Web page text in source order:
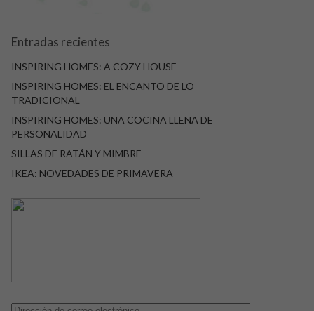
Entradas recientes
INSPIRING HOMES: A COZY HOUSE
INSPIRING HOMES: EL ENCANTO DE LO
TRADICIONAL
INSPIRING HOMES: UNA COCINA LLENA DE
PERSONALIDAD
SILLAS DE RATÁN Y MIMBRE
IKEA: NOVEDADES DE PRIMAVERA